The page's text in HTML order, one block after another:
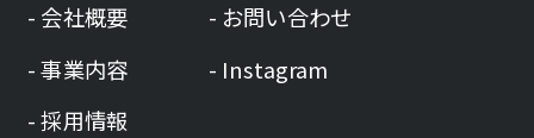
会社概要
事業内容
採用情報
お問い合わせ
Instagram